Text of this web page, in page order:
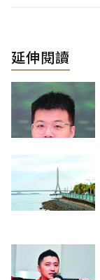
延伸閱讀